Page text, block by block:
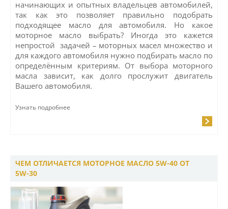
начинающих и опытных владельцев автомобилей,
так как это позволяет правильно подобрать
подходящее масло для автомобиля. Но какое
моторное масло выбрать? Иногда это кажется
непростой задачей – моторных масел множество и
для каждого автомобиля нужно подбирать масло по
определённым критериям. От выбора моторного
масла зависит, как долго прослужит двигатель
Вашего автомобиля.
Узнать подробнее
ЧЕМ ОТЛИЧАЕТСЯ МОТОРНОЕ МАСЛО 5W-40 ОТ
5W-30